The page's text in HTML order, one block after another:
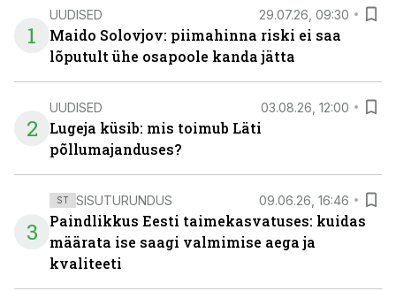
1
UUDISED 29.07.26, 09:30
Maido Solovjov: piimahinna riski ei saa
lõputult ühe osapoole kanda jätta
2
UUDISED 03.08.26, 12:00
Lugeja küsib: mis toimub Läti
põllumajanduses?
3
ST SISUTURUNDUS 09.06.26, 16:46
Paindlikkus Eesti taimekasvatuses: kuidas
määrata ise saagi valmimise aega ja
kvaliteeti